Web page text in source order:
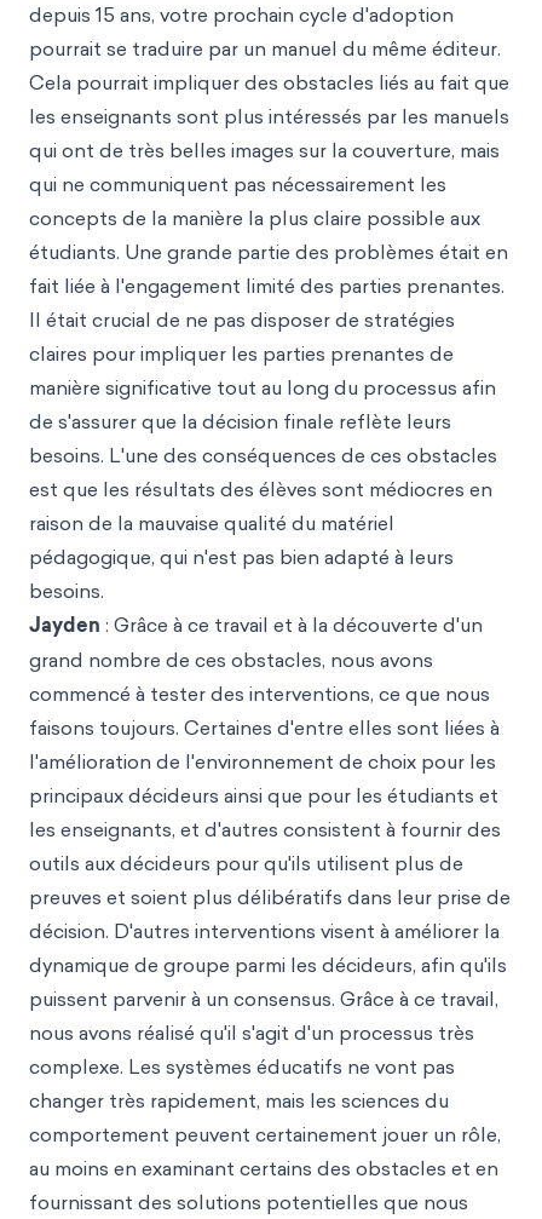
depuis 15 ans, votre prochain cycle d'adoption
pourrait se traduire par un manuel du même éditeur.
Cela pourrait impliquer des obstacles liés au fait que
les enseignants sont plus intéressés par les manuels
qui ont de très belles images sur la couverture, mais
qui ne communiquent pas nécessairement les
concepts de la manière la plus claire possible aux
étudiants. Une grande partie des problèmes était en
fait liée à l'engagement limité des parties prenantes.
Il était crucial de ne pas disposer de stratégies
claires pour impliquer les parties prenantes de
manière significative tout au long du processus afin
de s'assurer que la décision finale reflète leurs
besoins. L'une des conséquences de ces obstacles
est que les résultats des élèves sont médiocres en
raison de la mauvaise qualité du matériel
pédagogique, qui n'est pas bien adapté à leurs
besoins.
Jayden : Grâce à ce travail et à la découverte d'un
grand nombre de ces obstacles, nous avons
commencé à tester des interventions, ce que nous
faisons toujours. Certaines d'entre elles sont liées à
l'amélioration de l'environnement de choix pour les
principaux décideurs ainsi que pour les étudiants et
les enseignants, et d'autres consistent à fournir des
outils aux décideurs pour qu'ils utilisent plus de
preuves et soient plus délibératifs dans leur prise de
décision. D'autres interventions visent à améliorer la
dynamique de groupe parmi les décideurs, afin qu'ils
puissent parvenir à un consensus. Grâce à ce travail,
nous avons réalisé qu'il s'agit d'un processus très
complexe. Les systèmes éducatifs ne vont pas
changer très rapidement, mais les sciences du
comportement peuvent certainement jouer un rôle,
au moins en examinant certains des obstacles et en
fournissant des solutions potentielles que nous